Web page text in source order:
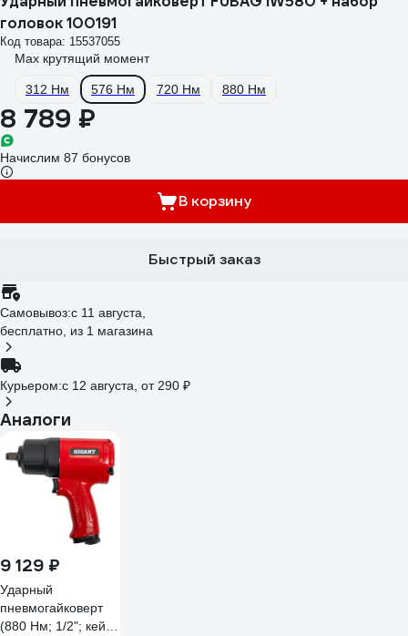
головок 100191
Код товара: 15537055
Max крутящий момент
312 Нм 576 Нм 720 Нм 880 Нм
8 789 ₽
Начислим 87 бонусов
В корзину
Быстрый заказ
Самовывоз:c 11 августа,
бесплатно , из 1 магазина
Курьером:c 12 августа, от 290 ₽
Аналоги
9 129 ₽
Ударный
пневмогайковерт
(880 Нм; 1/2"; кейс)